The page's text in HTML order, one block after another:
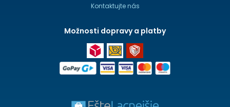
Kontaktujte nás
Možnosti dopravy a platby